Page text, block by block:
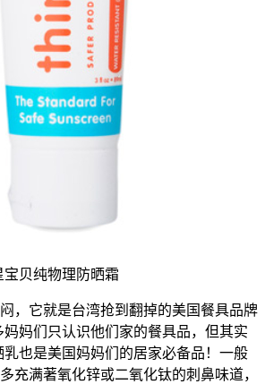
贝纯物理防晒霜
它就是台湾抢到翻掉的美国餐具品牌
妈妈们只认识他们家的餐具品，但其实
乳也是美国妈妈们的居家必备品！一般
充满著氧化锌或二氧化钛的刺鼻味道，